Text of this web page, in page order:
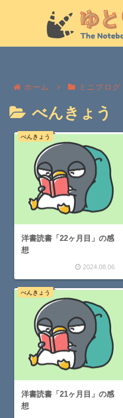
ホーム ミニブログ
べんきょう
べんきょう
洋書読書「22ヶ月目」の感
想
2024.08.06
べんきょう
洋書読書「21ヶ月目」の感
想